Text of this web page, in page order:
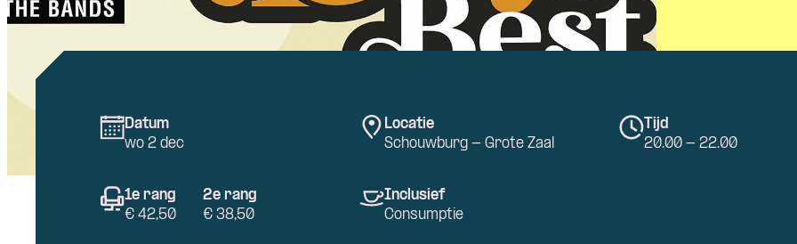
Datum
wo 2 dec
Locatie
Schouwburg - Grote Zaal
Tijd
20.00 - 22.00
1e rang
€ 42,50
2e rang
€ 38,50
Inclusief
Consumptie